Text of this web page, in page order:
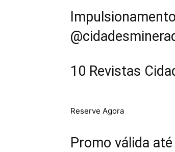
10 Revistas
Reserve Agora
Promo válida